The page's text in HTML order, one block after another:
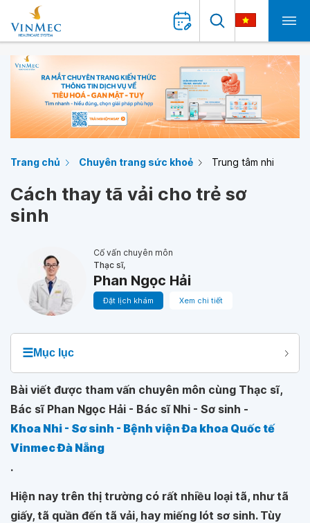
Trang chủ Chuyên trang sức khoẻ Trung tâm nhi
Cách thay tã vải cho trẻ sơ
sinh
Cố vấn chuyên môn
Thạc sĩ,
Phan Ngọc Hải
Đặt lịch khám Xem chi tiết
☰Mục lục
Bài viết được tham vấn chuyên môn cùng Thạc sĩ,
Bác sĩ Phan Ngọc Hải - Bác sĩ Nhi - Sơ sinh -
Khoa Nhi - Sơ sinh - Bệnh viện Đa khoa Quốc tế
Vinmec Đà Nẵng
.
Hiện nay trên thị trường có rất nhiều loại tã, như tã
giấy, tã quần đến tã vải, hay miếng lót sơ sinh. Tùy